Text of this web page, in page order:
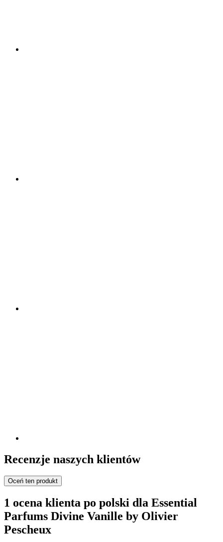
Recenzje naszych klientów
Oceń ten produkt
1 ocena klienta po polski dla Essential
Parfums Divine Vanille by Olivier
Pescheux